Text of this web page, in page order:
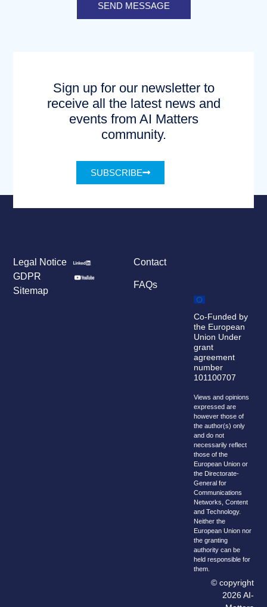
SEND MESSAGE
Sign up for our newsletter to
receive all the latest news and
events from AI Matters
community.
SUBSCRIBE
Contact
FAQs
Legal Notice
GDPR
Sitemap
Co-Funded by
the European
Union Under
grant
agreement
number
101100707
Views and opinions
expressed are
however those of
the author(s) only
and do not
necessarily reflect
those of the
European Union or
the Directorate-
General for
Communications
Networks, Content
and Technology.
Neither the
European Union nor
the granting
authority can be
held responsible for
them.
© copyright
2026 AI-